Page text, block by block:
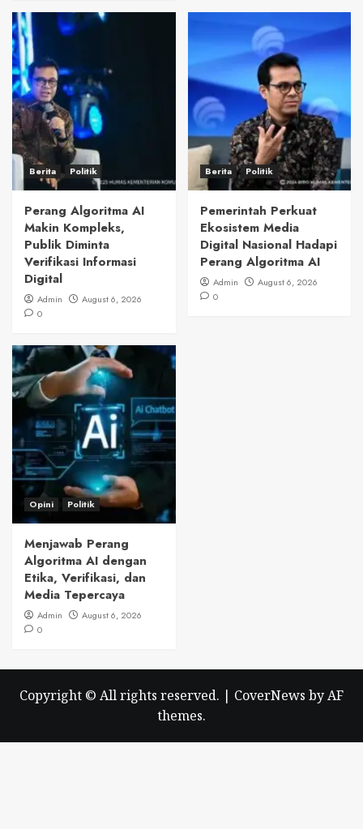
Berita Politik
Perang Algoritma AI
Makin Kompleks,
Publik Diminta
Verifikasi Informasi
Digital
Admin
August 6, 2026
0
Berita Politik
Pemerintah Perkuat
Ekosistem Media
Digital Nasional Hadapi
Perang Algoritma AI
Admin
August 6, 2026
0
Opini Politik
Menjawab Perang
Algoritma AI dengan
Etika, Verifikasi, dan
Media Tepercaya
Admin
August 6, 2026
0
Copyright © All rights reserved. | CoverNews by AF
themes.